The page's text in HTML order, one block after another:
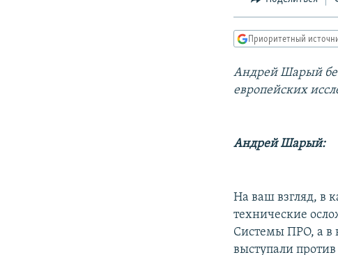
Приоритетный
Андрей Шарый
европейских
Андрей Шарый:
На ваш взгляд, в
технические
Системы ПРО, а в
выступали